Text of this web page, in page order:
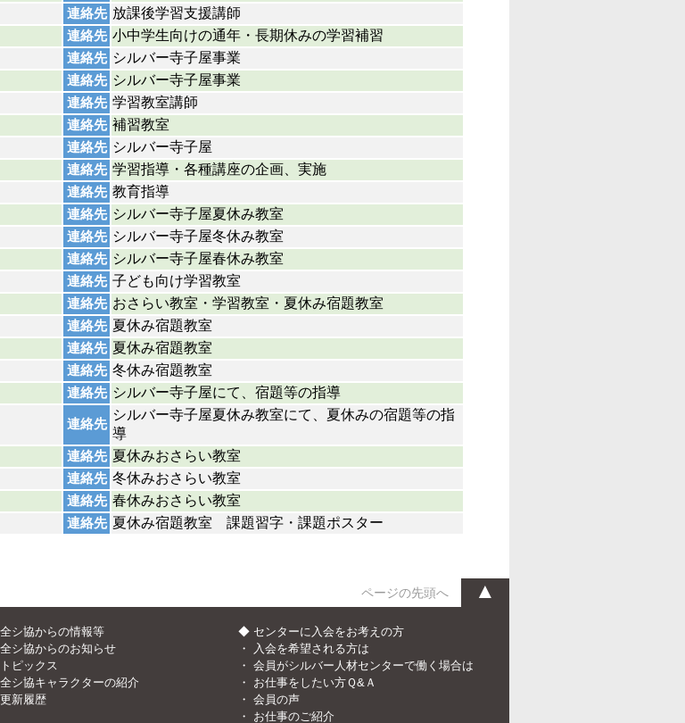
連絡先 放課後学習支援講師
連絡先 小中学生向けの通年・長期休みの学習補習
連絡先 シルバー寺子屋事業
連絡先 シルバー寺子屋事業
連絡先 学習教室講師
連絡先 補習教室
連絡先 シルバー寺子屋
連絡先 学習指導・各種講座の企画、実施
連絡先 教育指導
連絡先 シルバー寺子屋夏休み教室
連絡先 シルバー寺子屋冬休み教室
連絡先 シルバー寺子屋春休み教室
連絡先 子ども向け学習教室
連絡先 おさらい教室・学習教室・夏休み宿題教室
連絡先 夏休み宿題教室
連絡先 夏休み宿題教室
連絡先 冬休み宿題教室
連絡先 シルバー寺子屋にて、宿題等の指導
連絡先
シルバー寺子屋夏休み教室にて、夏休みの宿題等の指
導
連絡先 夏休みおさらい教室
連絡先 冬休みおさらい教室
連絡先 春休みおさらい教室
連絡先 夏休み宿題教室 課題習字・課題ポスター
ページの先頭へ ▲
シ協からの情報等
全シ協からのお知らせ
トピックス
全シ協キャラクターの紹介
更新履歴
◆ センターに入会をお考えの方
・
入会を希望される方は
・ 会員がシルバー人材センターで働く場合は
・ お仕事をしたい方Ｑ&Ａ
・ 会員の声
・ お仕事のご紹介